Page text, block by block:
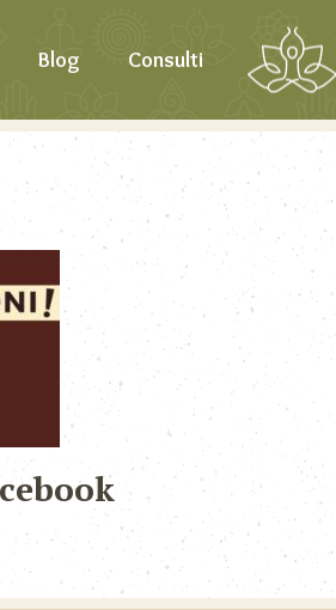
Blog Consulti